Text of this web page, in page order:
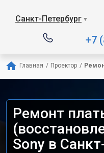
Санкт-Петербург ▼
+7
Главная / Проектор /
Ремонт
Sony в